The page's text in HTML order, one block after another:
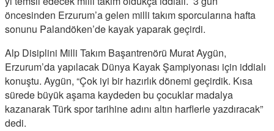
öncesinden Erzurum’a gelen milli takım sporcularına hafta
sonunu Palandöken’de kayak yaparak geçirdi.
Alp Disiplini Milli Takım Başantrenörü Murat Aygün,
Erzurum’da yapılacak Dünya Kayak Şampiyonası için iddialı
konuştu. Aygün, “Çok iyi bir hazırlık dönemi geçirdik. Kısa
sürede büyük aşama kaydeden bu çocuklar madalya
kazanarak Türk spor tarihine adını altın harflerle yazdıracak”
dedi.